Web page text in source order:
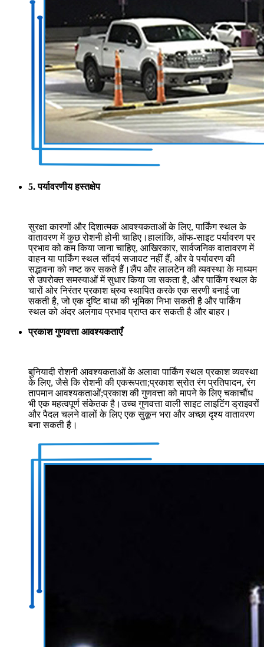
5. पर्यावरणीय हस्तक्षेप
सुरक्षा कारणों और दिशात्मक आवश्यकताओं के लिए, पार्किंग स्थल के
वातावरण में कुछ रोशनी होनी चाहिए।हालांकि, ऑफ-साइट पर्यावरण पर
प्रभाव को कम किया जाना चाहिए, आखिरकार, सार्वजनिक वातावरण में
वाहन या पार्किंग स्थल सौंदर्य सजावट नहीं हैं, और वे पर्यावरण की
सद्भावना को नष्ट कर सकते हैं।लैंप और लालटेन की व्यवस्था के माध्यम
से उपरोक्त समस्याओं में सुधार किया जा सकता है, और पार्किंग स्थल के
चारों ओर निरंतर प्रकाश ध्रुव स्थापित करके एक सरणी बनाई जा
सकती है, जो एक दृष्टि बाधा की भूमिका निभा सकती है और पार्किंग
स्थल को अंदर अलगाव प्रभाव प्राप्त कर सकती है और बाहर।
प्रकाश गुणवत्ता आवश्यकताएँ
बुनियादी रोशनी आवश्यकताओं के अलावा पार्किंग स्थल प्रकाश व्यवस्था
के लिए, जैसे कि रोशनी की एकरूपता;प्रकाश स्रोत रंग प्रतिपादन, रंग
तापमान आवश्यकताओं;प्रकाश की गुणवत्ता को मापने के लिए चकाचौंध
भी एक महत्वपूर्ण संकेतक है।उच्च गुणवत्ता वाली साइट लाइटिंग ड्राइवरों
और पैदल चलने वालों के लिए एक सुकून भरा और अच्छा दृश्य वातावरण
बना सकती है।